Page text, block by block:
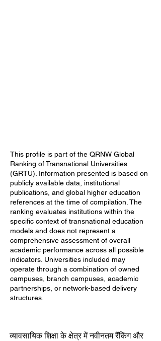
This profile is part of the QRNW Global
Ranking of Transnational Universities
(GRTU). Information presented is based on
publicly available data, institutional
publications, and global higher education
references at the time of compilation. The
ranking evaluates institutions within the
specific context of transnational education
models and does not represent a
comprehensive assessment of overall
academic performance across all possible
indicators. Universities included may
operate through a combination of owned
campuses, branch campuses, academic
partnerships, or network-based delivery
structures.
व्यावसायिक शिक्षा के क्षेत्र में नवीनतम रैंकिंग और